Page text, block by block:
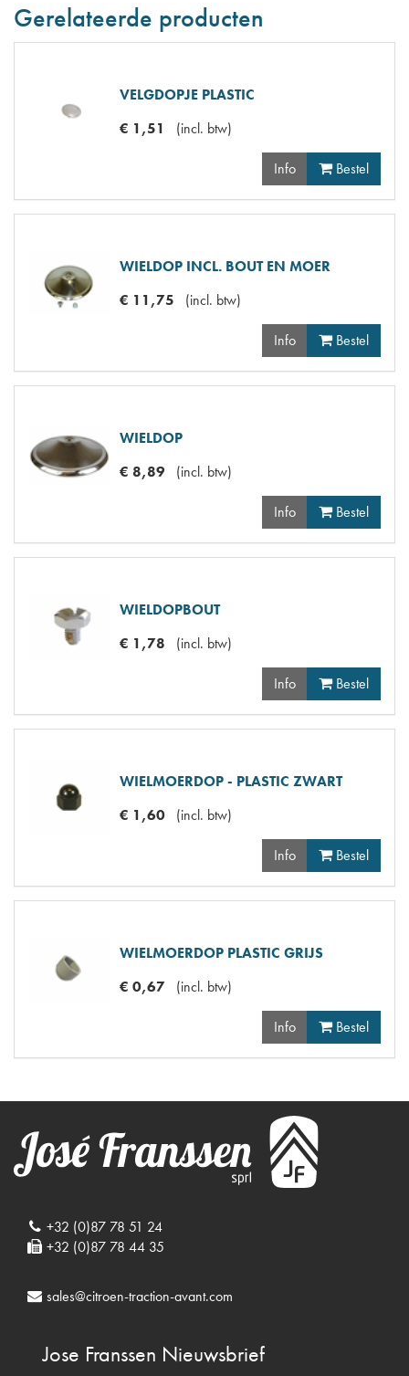
Gerelateerde producten
VELGDOPJE PLASTIC
€ 1,51 (incl. btw)
Info Bestel
WIELDOP INCL. BOUT EN MOER
€ 11,75 (incl. btw)
Info Bestel
WIELDOP
€ 8,89 (incl. btw)
Info Bestel
WIELDOPBOUT
€ 1,78 (incl. btw)
Info Bestel
WIELMOERDOP - PLASTIC ZWART
€ 1,60 (incl. btw)
Info Bestel
WIELMOERDOP PLASTIC GRIJS
€ 0,67 (incl. btw)
Info Bestel
+32 (0)87 78 51 24
+32 (0)87 78 44 35
sales@citroen-traction-avant.com
Jose Franssen Nieuwsbrief